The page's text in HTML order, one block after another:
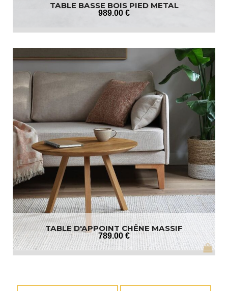
TABLE BASSE BOIS PIED METAL
989.00 €
TABLE D'APPOINT CHÊNE MASSIF
789.00 €